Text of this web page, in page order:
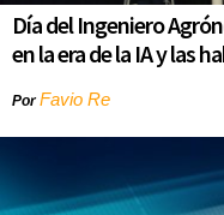
Día del Ingeniero
en la era de la IA y las
PorFavio Re